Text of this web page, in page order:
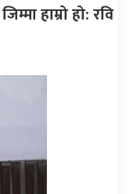
हाम्रो हो: रवि